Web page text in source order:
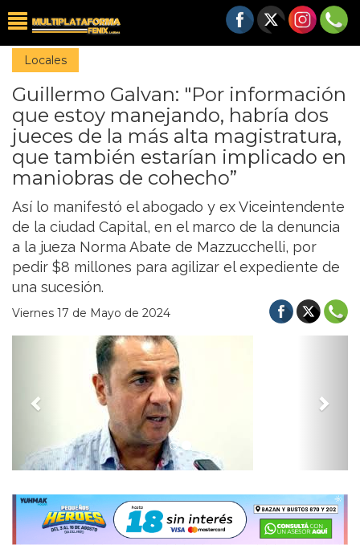
Locales
Guillermo Galvan: "Por información
que estoy manejando, habría dos
jueces de la más alta magistratura,
que también estarían implicado en
maniobras de cohecho”
Así lo manifestó el abogado y ex Viceintendente
de la ciudad Capital, en el marco de la denuncia
a la jueza Norma Abate de Mazzucchelli, por
pedir $8 millones para agilizar el expediente de
una sucesión.
Viernes 17 de Mayo de 2024
Previous